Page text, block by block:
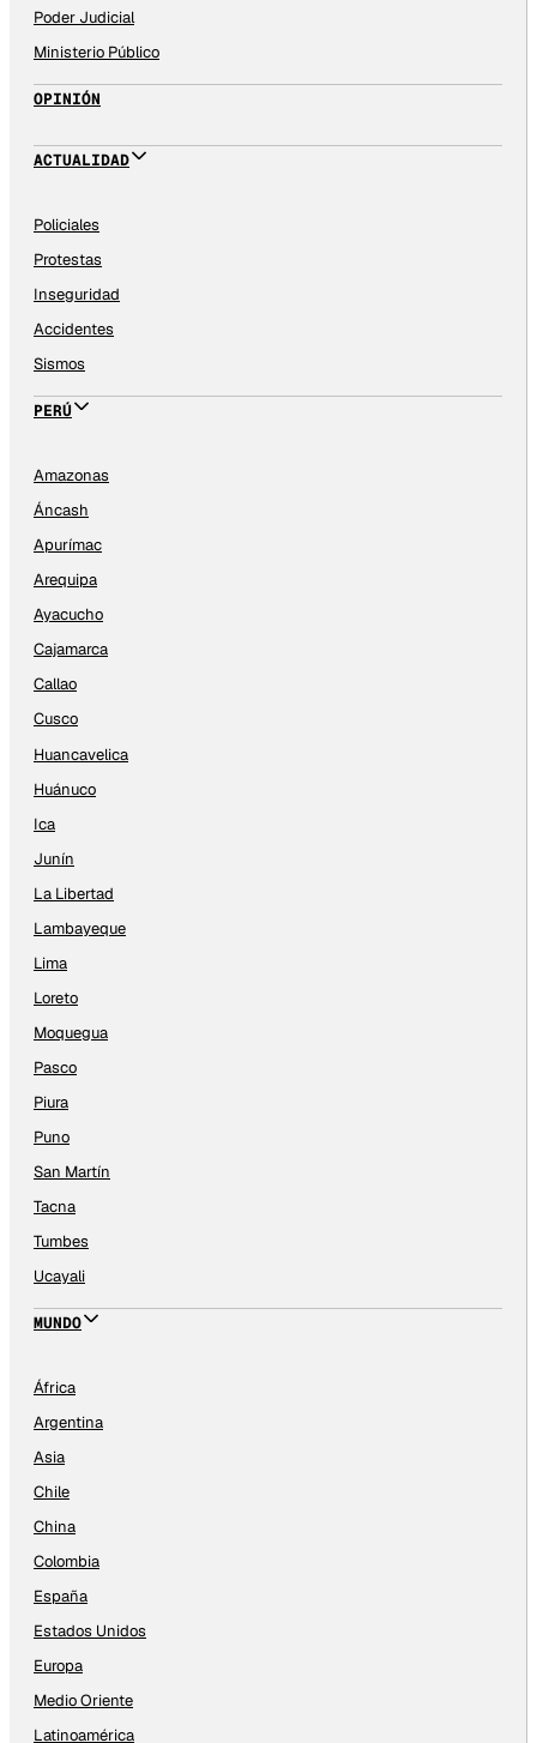
Poder Judicial
Ministerio Público
OPINIÓN
ACTUALIDAD
Policiales
Protestas
Inseguridad
Accidentes
Sismos
PERÚ
Amazonas
Áncash
Apurímac
Arequipa
Ayacucho
Cajamarca
Callao
Cusco
Huancavelica
Huánuco
Ica
Junín
La Libertad
Lambayeque
Lima
Loreto
Moquegua
Pasco
Piura
Puno
San Martín
Tacna
Tumbes
Ucayali
MUNDO
África
Argentina
Asia
Chile
China
Colombia
España
Estados Unidos
Europa
Medio Oriente
Latinoamérica